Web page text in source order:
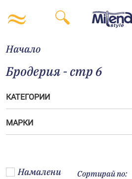
Начало
Бродерия - стр 6
КАТЕГОРИИ
МАРКИ
Намалени Сортирай по: